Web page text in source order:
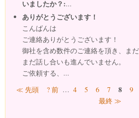
いましたか？:...
ありがとうございます！
こんばんは
ご連絡ありがとうございます！
御社を含め数件のご連絡を頂き、ま
まだ話し合いも進んでいません。
ご依頼する、...
ページ
≪ 先頭 ? 前 … 4 5 6 7 8 9
最終 ≫